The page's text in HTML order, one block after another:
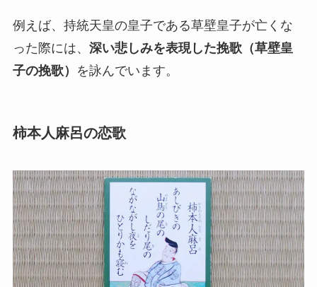
例えば、持統天皇の皇子である草壁皇子が亡くな
った際には、 深い悲しみを表現した挽歌（草壁皇
子の挽歌）
を詠んでいます。
柿本人麻呂の恋歌